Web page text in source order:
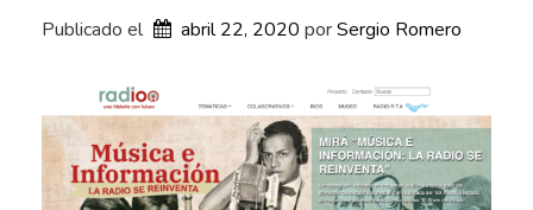
Publicado el abril 22, 2020 por Sergio Romero